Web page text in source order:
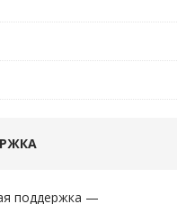
поддержка —